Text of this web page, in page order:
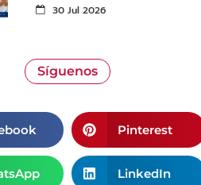
30 Jul 2026
Síguenos
Pinterest
LinkedIn